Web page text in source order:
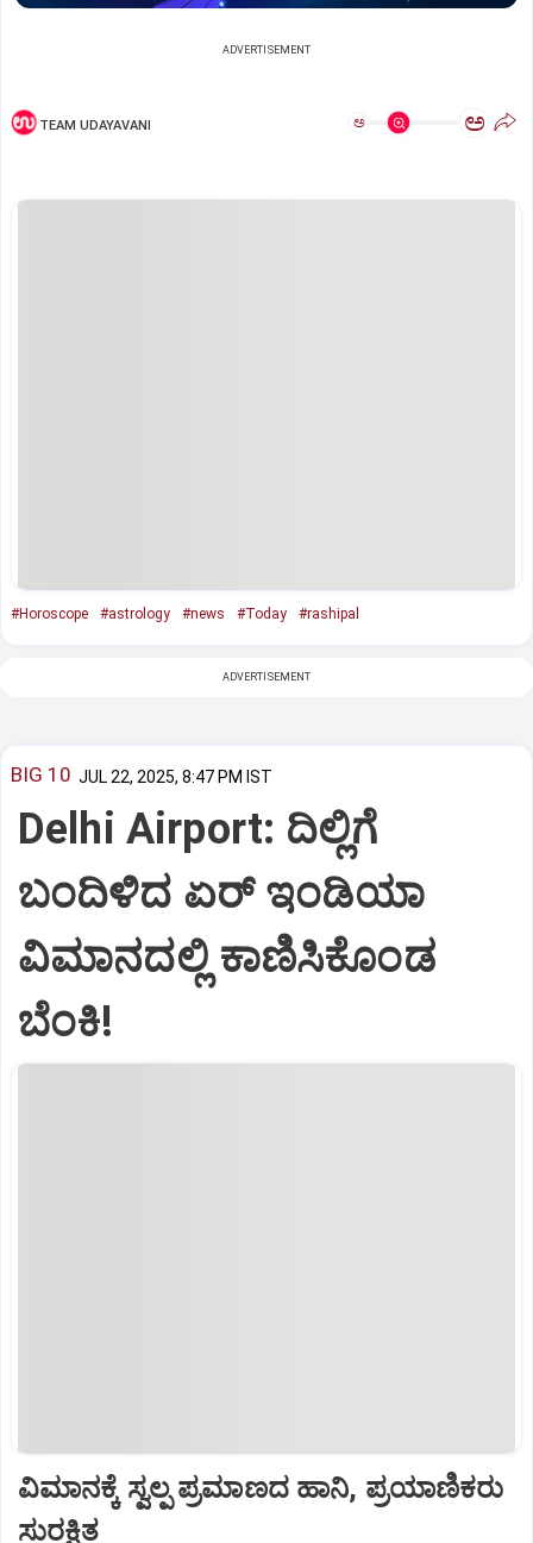
ADVERTISEMENT
TEAM UDAYAVANI ಅ ಅ
#Horoscope #astrology #news #Today #rashipal
ADVERTISEMENT
BIG 10 JUL 22, 2025, 8:47 PM IST
Delhi Airport: ದಿಲ್ಲಿಗೆ
ಬಂದಿಳಿದ ಏರ್‌ ಇಂಡಿಯಾ
ವಿಮಾನದಲ್ಲಿ ಕಾಣಿಸಿಕೊಂಡ
ಬೆಂಕಿ!
ವಿಮಾನಕ್ಕೆ ಸ್ವಲ್ಪ ಪ್ರಮಾಣದ ಹಾನಿ, ಪ್ರಯಾಣಿಕರು
ಸುರಕ್ಷಿತ